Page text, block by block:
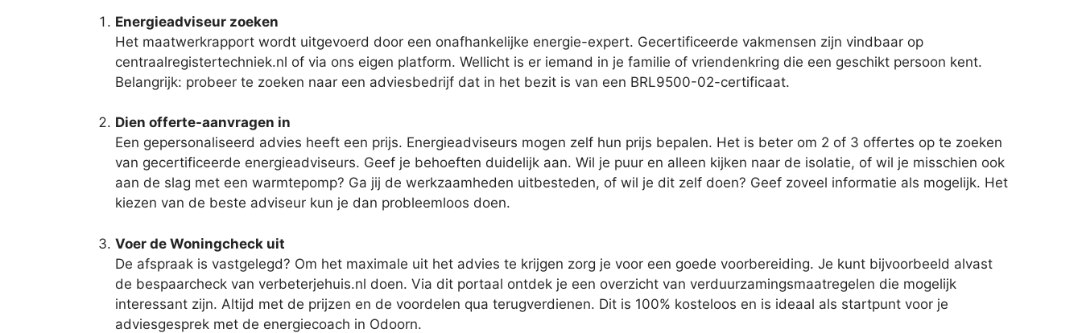
Energieadviseur zoeken
Het maatwerkrapport wordt uitgevoerd door een onafhankelijke energie-expert. Gecertificeerde vakmensen zijn vindbaar op
centraalregistertechniek.nl of via ons eigen platform. Wellicht is er iemand in je familie of vriendenkring die een geschikt persoon kent.
Belangrijk: probeer te zoeken naar een adviesbedrijf dat in het bezit is van een BRL9500-02-certificaat.
Dien offerte-aanvragen in
Een gepersonaliseerd advies heeft een prijs. Energieadviseurs mogen zelf hun prijs bepalen. Het is beter om 2 of 3 offertes op te zoeken
van gecertificeerde energieadviseurs. Geef je behoeften duidelijk aan. Wil je puur en alleen kijken naar de isolatie, of wil je misschien ook
aan de slag met een warmtepomp? Ga jij de werkzaamheden uitbesteden, of wil je dit zelf doen? Geef zoveel informatie als mogelijk. Het
kiezen van de beste adviseur kun je dan probleemloos doen.
Voer de Woningcheck uit
De afspraak is vastgelegd? Om het maximale uit het advies te krijgen zorg je voor een goede voorbereiding. Je kunt bijvoorbeeld alvast
de bespaarcheck van verbeterjehuis.nl doen. Via dit portaal ontdek je een overzicht van verduurzamingsmaatregelen die mogelijk
interessant zijn. Altijd met de prijzen en de voordelen qua terugverdienen. Dit is 100% kosteloos en is ideaal als startpunt voor je
adviesgesprek met de energiecoach in Odoorn.